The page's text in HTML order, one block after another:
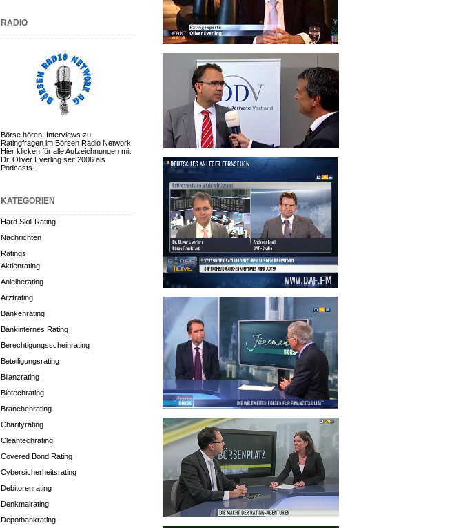
RADIO
Börse hören. Interviews zu
Ratingfragen im Börsen Radio Network.
Hier klicken für alle Aufzeichnungen mit
Dr. Oliver Everling seit 2006 als
Podcasts.
KATEGORIEN
Hard Skill Rating
Nachrichten
Ratings
Aktienrating
Anleiherating
Arztrating
Bankenrating
Bankinternes Rating
Berechtigungsscheinrating
Beteiligungsrating
Bilanzrating
Biotechrating
Branchenrating
Charityrating
Cleantechrating
Covered Bond Rating
Cybersicherheitsrating
Debitorenrating
Denkmalrating
Depotbankrating